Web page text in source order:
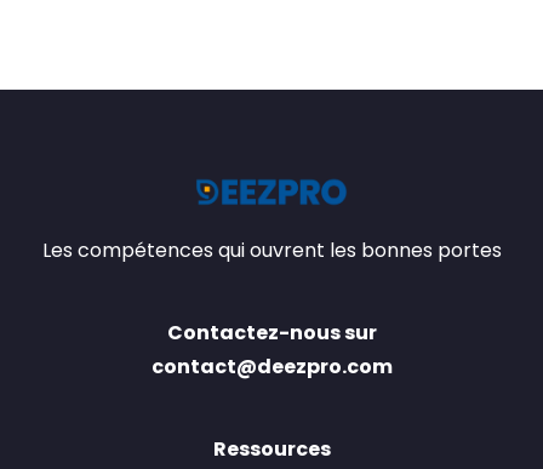
Les compétences qui ouvrent les bonnes portes
Contactez-nous sur
contact@deezpro.com
Ressources